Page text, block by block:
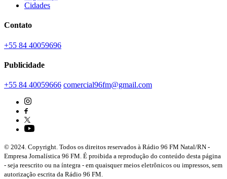
Cidades
Contato
+55 84 40059696
Publicidade
+55 84 40059666 comercial96fm@gmail.com
© 2024. Copyright. Todos os direitos reservados à Rádio 96 FM Natal/RN -
Empresa Jornalística 96 FM. É proibida a reprodução do conteúdo desta página
- seja reescrito ou na íntegra - em quaisquer meios eletrônicos ou impressos, sem
autorização escrita da Rádio 96 FM.